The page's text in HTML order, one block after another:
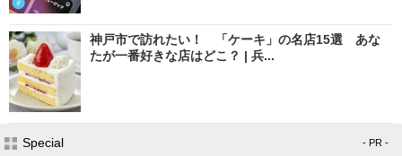
神戸市で訪れたい！ 「ケーキ」の名店15選 あな
たが一番好きな店はどこ？ | 兵...
Special - PR -